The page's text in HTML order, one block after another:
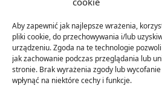
Aby zapewnić jak najlepsze wrażenia,
pliki cookie, do przechowywania i/lub
urządzeniu. Zgoda na te technologie
jak zachowanie podczas przeglądania lub
stronie. Brak wyrażenia zgody lub
wpłynąć na niektóre cechy i funkcje.
W mailu potwierdzającym
do materiałów
wykorzystania w